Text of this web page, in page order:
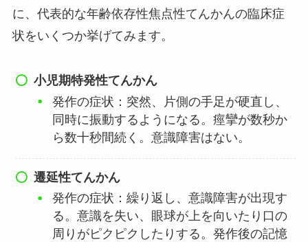
に、代表的な年齢依存性焦点性てんかんの臨床症
状をいくつか挙げてみます。
小児期特発性てんかん
発作の症状：突然、片側の手足が硬直し、
同時に振動するようになる。痙攣が数秒か
ら数十秒間続く。意識障害はない。
遷延性てんかん
発作の症状：繰り返し、意識障害が出現す
る。意識を失い、眼球が上を向いたり口の
周りがピクピクしたりする。発作後の記憶